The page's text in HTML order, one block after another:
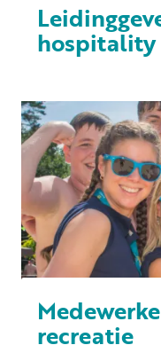
hospitality
recreatie